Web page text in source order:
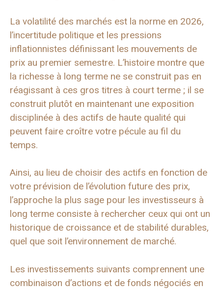
La volatilité des marchés est la norme en 2026,
l’incertitude politique et les pressions
inflationnistes définissant les mouvements de
prix au premier semestre. L’histoire montre que
la richesse à long terme ne se construit pas en
réagissant à ces gros titres à court terme ; il se
construit plutôt en maintenant une exposition
disciplinée à des actifs de haute qualité qui
peuvent faire croître votre pécule au fil du
temps.
Ainsi, au lieu de choisir des actifs en fonction de
votre prévision de l’évolution future des prix,
l’approche la plus sage pour les investisseurs à
long terme consiste à rechercher ceux qui ont un
historique de croissance et de stabilité durables,
quel que soit l’environnement de marché.
Les investissements suivants comprennent une
combinaison d’actions et de fonds négociés en